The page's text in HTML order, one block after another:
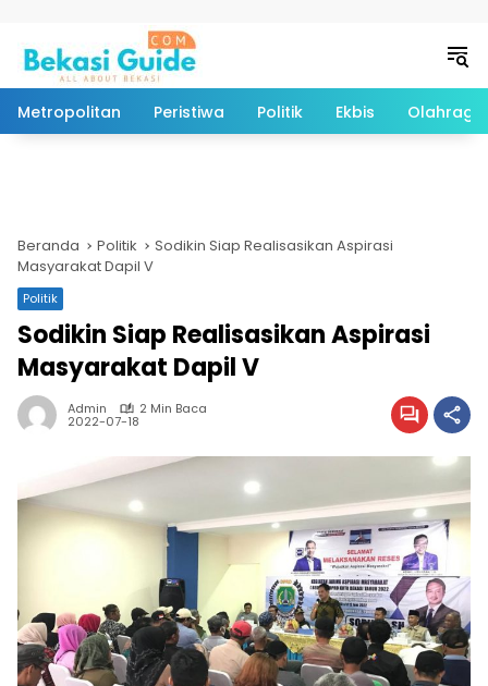
Metropolitan Peristiwa Politik Ekbis Olahraga
Beranda Politik
Sodikin Siap Realisasikan Aspirasi
Masyarakat Dapil V
Politik
Sodikin Siap Realisasikan Aspirasi
Masyarakat Dapil V
Admin 2 Min Baca
2022-07-18